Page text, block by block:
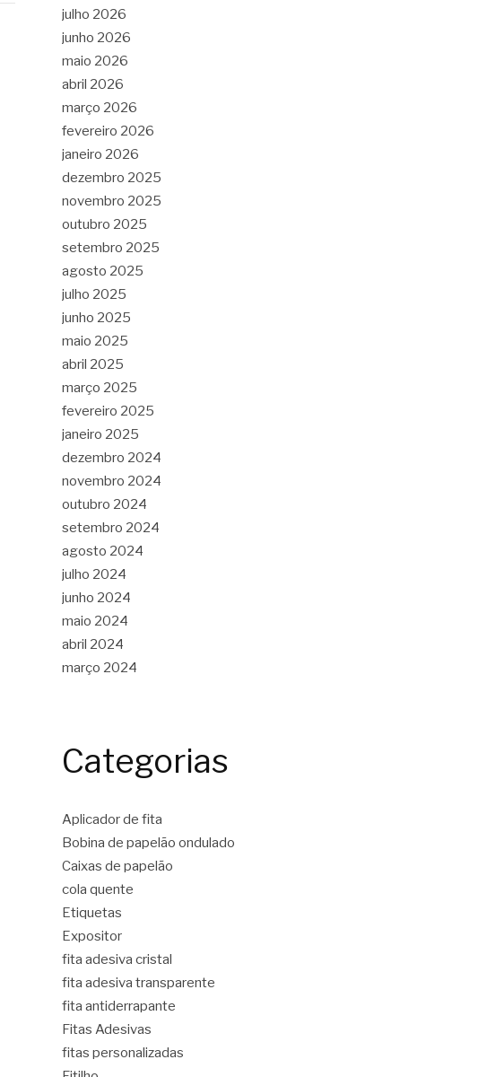
julho 2026
junho 2026
maio 2026
abril 2026
março 2026
fevereiro 2026
janeiro 2026
dezembro 2025
novembro 2025
outubro 2025
setembro 2025
agosto 2025
julho 2025
junho 2025
maio 2025
abril 2025
março 2025
fevereiro 2025
janeiro 2025
dezembro 2024
novembro 2024
outubro 2024
setembro 2024
agosto 2024
julho 2024
junho 2024
maio 2024
abril 2024
março 2024
Categorias
Aplicador de fita
Bobina de papelão ondulado
Caixas de papelão
cola quente
Etiquetas
Expositor
fita adesiva cristal
fita adesiva transparente
fita antiderrapante
Fitas Adesivas
fitas personalizadas